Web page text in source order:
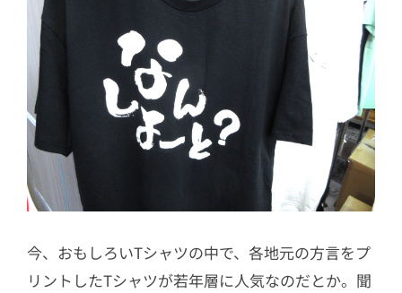
今、おもしろいTシャツの中で、各地元の方言をプ
リントしたTシャツが若年層に人気なのだとか。聞